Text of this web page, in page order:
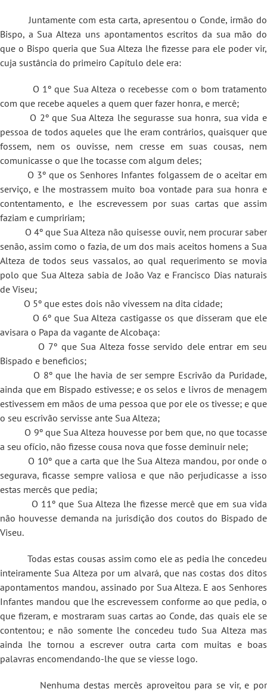
Juntamente com esta carta, apresentou o Conde, irmão do
Bispo, a Sua Alteza uns apontamentos escritos da sua mão do
que o Bispo queria que Sua Alteza lhe fizesse para ele poder vir,
cuja sustância do primeiro Capítulo dele era:
O 1º que Sua Alteza o recebesse com o bom tratamento
com que recebe aqueles a quem quer fazer honra, e mercê;
O 2º que Sua Alteza lhe segurasse sua honra, sua vida e
pessoa de todos aqueles que lhe eram contrários, quaisquer que
fossem, nem os ouvisse, nem cresse em suas cousas, nem
comunicasse o que lhe tocasse com algum deles;
O 3º que os Senhores Infantes folgassem de o aceitar em
serviço, e lhe mostrassem muito boa vontade para sua honra e
contentamento, e lhe escrevessem por suas cartas que assim
faziam e cumpririam;
O 4º que Sua Alteza não quisesse ouvir, nem procurar saber
senão, assim como o fazia, de um dos mais aceitos homens a Sua
Alteza de todos seus vassalos, ao qual requerimento se movia
polo que Sua Alteza sabia de João Vaz e Francisco Dias naturais
de Viseu;
O 5º que estes dois não vivessem na dita cidade;
O 6º que Sua Alteza castigasse os que disseram que ele
avisara o Papa da vagante de Alcobaça:
O 7º que Sua Alteza fosse servido dele entrar em seu
Bispado e beneficios;
O 8º que lhe havia de ser sempre Escrivão da Puridade,
ainda que em Bispado estivesse; e os selos e livros de menagem
estivessem em mãos de uma pessoa que por ele os tivesse; e que
o seu escrivão servisse ante Sua Alteza;
O 9º que Sua Alteza houvesse por bem que, no que tocasse
a seu ofício, não fizesse cousa nova que fosse deminuir nele;
O 10º que a carta que lhe Sua Alteza mandou, por onde o
segurava, ficasse sempre valiosa e que não perjudicasse a isso
estas mercês que pedia;
O 11º que Sua Alteza lhe fizesse mercê que em sua vida
não houvesse demanda na jurisdição dos coutos do Bispado de
Viseu.
Todas estas cousas assim como ele as pedia lhe concedeu
inteiramente Sua Alteza por um alvará, que nas costas dos ditos
apontamentos mandou, assinado por Sua Alteza. E aos Senhores
Infantes mandou que lhe escrevessem conforme ao que pedia, o
que fizeram, e mostraram suas cartas ao Conde, das quais ele se
contentou; e não somente lhe concedeu tudo Sua Alteza mas
ainda lhe tornou a escrever outra carta com muitas e boas
palavras encomendando-lhe que se viesse logo.
Nenhuma destas mercês aproveitou para se vir, e por